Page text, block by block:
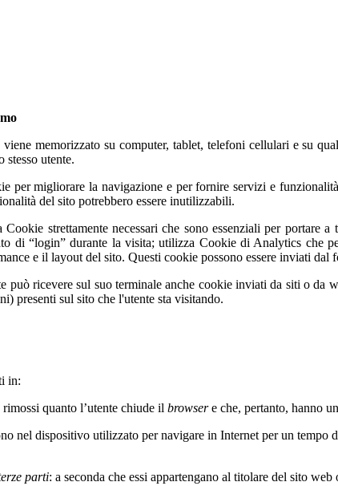
memorizzato su computer, tablet, telefoni cellulari e su
stesso utente.
per migliorare la navigazione e per fornire servizi e
del sito potrebbero essere inutilizzabili.
strettamente necessari che sono essenziali per portare
di “login” durante la visita; utilizza Cookie di Analytics che
e il layout del sito. Questi cookie possono essere inviati
può ricevere sul suo terminale anche cookie inviati da siti o da
presenti sul sito che l'utente sta visitando.
in:
quanto l’utente chiude il browsere che, pertanto, hanno
nel dispositivo utilizzato per navigare in Internet per un tempo
parti: a seconda che essi appartengano al titolare del sito web